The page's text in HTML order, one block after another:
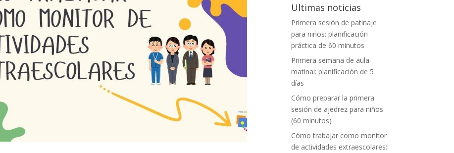
Ultimas noticias
Primera sesión de patinaje
para niños: planificación
práctica de 60 minutos
Primera semana de aula
matinal: planificación de 5
días
Cómo preparar la primera
sesión de ajedrez para niños
(60 minutos)
Cómo trabajar como monitor
de actividades extraescolares: